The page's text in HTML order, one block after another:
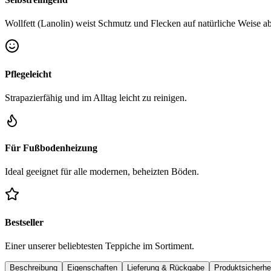
Wollfett (Lanolin) weist Schmutz und Flecken auf natürliche Weise
Pflegeleicht
Strapazierfähig und im Alltag leicht zu reinigen.
Für Fußbodenheizung
Ideal geeignet für alle modernen, beheizten Böden.
Bestseller
Einer unserer beliebtesten Teppiche im Sortiment.
Beschreibung Eigenschaften Lieferung & Rückgabe